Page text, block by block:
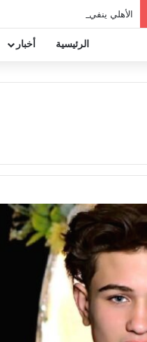
الأهلي ينفي شائعات تخفيض عقود
الرئيسية أخبار